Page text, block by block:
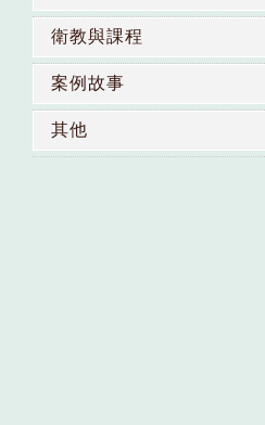
衛教與課程
案例故事
其他